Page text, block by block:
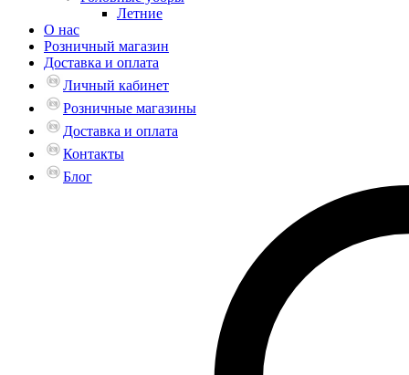
Летние
О нас
Розничный магазин
Доставка и оплата
Личный кабинет
Розничные магазины
Доставка и оплата
Контакты
Блог